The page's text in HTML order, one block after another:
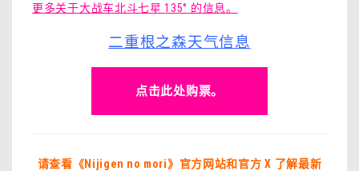
更多关于大战车北斗七星 135° 的信息。
二重根之森天气信息
点击此处购票。
请查看《Nijigen no mori》官方网站和官方 X 了解最新